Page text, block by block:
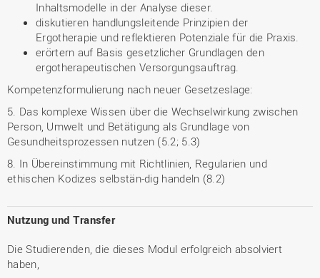
Inhaltsmodelle in der Analyse dieser.
diskutieren handlungsleitende Prinzipien der
Ergotherapie und reflektieren Potenziale für die Praxis.
erörtern auf Basis gesetzlicher Grundlagen den
ergotherapeutischen Versorgungsauftrag.
Kompetenzformulierung nach neuer Gesetzeslage:
5. Das komplexe Wissen über die Wechselwirkung zwischen
Person, Umwelt und Betätigung als Grundlage von
Gesundheitsprozessen nutzen (5.2; 5.3)
8. In Übereinstimmung mit Richtlinien, Regularien und
ethischen Kodizes selbstän-dig handeln (8.2)
Nutzung und Transfer
Die Studierenden, die dieses Modul erfolgreich absolviert
haben,